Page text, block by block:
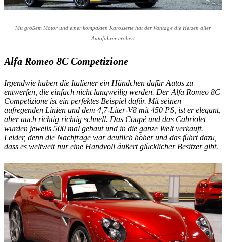
Mit großem Motor und einer kompakten Karosserie hat der Vantage die Herzen aller
Autofahrer erobert
Alfa Romeo 8C Competizione
Irgendwie haben die Italiener ein Händchen dafür Autos zu
entwerfen, die einfach nicht langweilig werden. Der Alfa Romeo 8C
Competizione ist ein perfektes Beispiel dafür. Mit seinen
aufregenden Linien und dem 4,7-Liter-V8 mit 450 PS, ist er elegant,
aber auch richtig richtig schnell. Das Coupé und das Cabriolet
wurden jeweils 500 mal gebaut und in die ganze Welt verkauft.
Leider, denn die Nachfrage war deutlich höher und das führt dazu,
dass es weltweit nur eine Handvoll äußert glücklicher Besitzer gibt.